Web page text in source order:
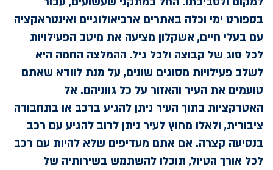
בספורט ימי וכלה באתרים ארכיאולוגיים ואינטראקציה
עם בעלי חיים, אשקלון מציעה את מיטב הפעילויות
לכל סוג של קבוצה ולכל גיל. ההמלצה החמה היא
לשלב פעילויות מסוגים שונים, על מנת לוודא שאתם
טועמים את העיר והאזור על כל גווניהם. אל
האטרקציות בתוך העיר ניתן להגיע ברכב או בתחבורה
ציבורית, ולאלו מחוץ לעיר ניתן לרוב להגיע עם רכב
בנסיעה קצרה. אם אתם מעדיפים שלא להיות עם רכב
לכל אורך הטיול, תוכלו להשתמש בשירותיה של